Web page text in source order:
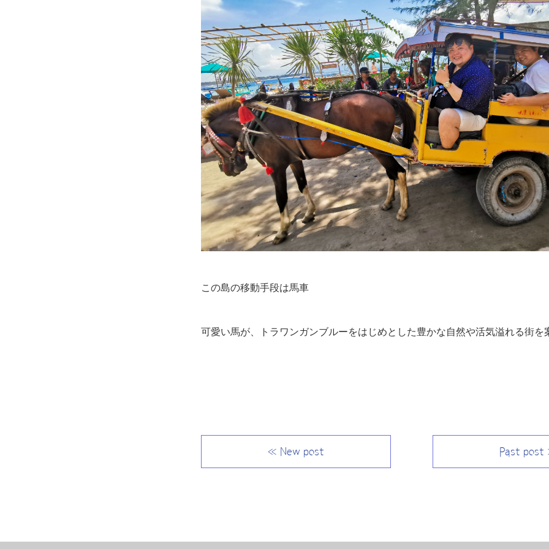
この島の移動手段は馬車
可愛い馬が、トラワンガンブルーをはじめとした豊かな自然や活気溢れる街を
≪ New post Past post